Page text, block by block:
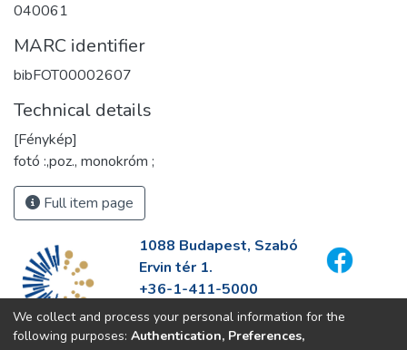
040061
MARC identifier
bibFOT00002607
Technical details
[Fénykép]
fotó :,poz., monokróm ;
Full item page
1088 Budapest, Szabó
Ervin tér 1.
+36-1-411-5000
info@fszek.hu
https://fszek.hu
We collect and process your personal information for the
following purposes: Authentication, Preferences,